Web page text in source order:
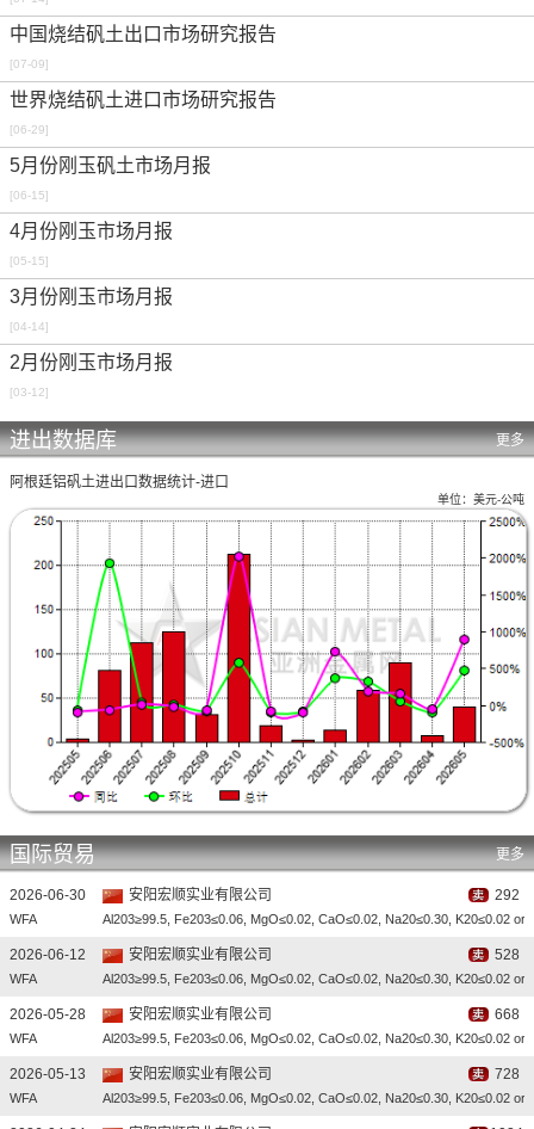
中国烧结矾土出口市场研究报告
[07-09]
世界烧结矾土进口市场研究报告
[06-29]
5月份刚玉矾土市场月报
[06-15]
4月份刚玉市场月报
[05-15]
3月份刚玉市场月报
[04-14]
2月份刚玉市场月报
[03-12]
进出数据库 更多
阿根廷铝矾土进出口数据统计-进口
单位：美元-公吨
国际贸易 更多
2026-06-30 安阳宏顺实业有限公司 292
WFA Al203≥99.5, Fe203≤0.06, MgO≤0.02, CaO≤0.02, Na20≤0.30, K20≤0.02 or
2026-06-12 安阳宏顺实业有限公司 528
WFA Al203≥99.5, Fe203≤0.06, MgO≤0.02, CaO≤0.02, Na20≤0.30, K20≤0.02 or
2026-05-28 安阳宏顺实业有限公司 668
WFA Al203≥99.5, Fe203≤0.06, MgO≤0.02, CaO≤0.02, Na20≤0.30, K20≤0.02 or
2026-05-13 安阳宏顺实业有限公司 728
WFA Al203≥99.5, Fe203≤0.06, MgO≤0.02, CaO≤0.02, Na20≤0.30, K20≤0.02 or